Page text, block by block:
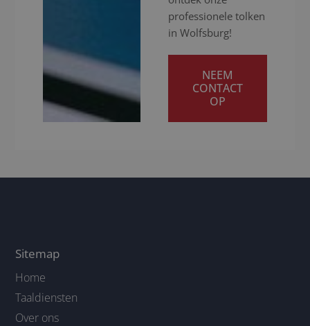
professionele tolken
in Wolfsburg!
NEEM
CONTACT
OP
Sitemap
Home
Taaldiensten
Over ons